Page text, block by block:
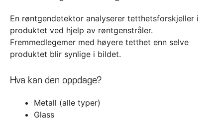
En røntgendetektor analyserer tetthetsforskjeller i
produktet ved hjelp av røntgenstråler.
Fremmedlegemer med høyere tetthet enn selve
produktet blir synlige i bildet.
Hva kan den oppdage?
Metall (alle typer)
Glass